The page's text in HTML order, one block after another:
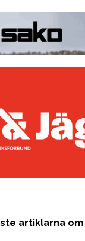
artiklarna om